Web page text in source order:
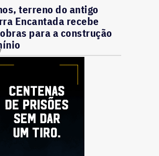
terreno do antigo
Encantada recebe
para a construção